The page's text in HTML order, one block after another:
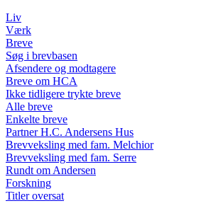
Liv
Værk
Breve
Søg i brevbasen
Afsendere og modtagere
Breve om HCA
Ikke tidligere trykte breve
Alle breve
Enkelte breve
Partner H.C. Andersens Hus
Brevveksling med fam. Melchior
Brevveksling med fam. Serre
Rundt om Andersen
Forskning
Titler oversat